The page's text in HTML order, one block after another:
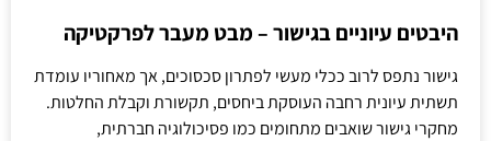
היבטים עיוניים בגישור – מבט מעבר לפרקטיקה
גישור נתפס לרוב ככלי מעשי לפתרון סכסוכים, אך מאחוריו עומדת
תשתית עיונית רחבה העוסקת ביחסים, תקשורת וקבלת החלטות.
מחקרי גישור שואבים מתחומים כמו פסיכולוגיה חברתית,